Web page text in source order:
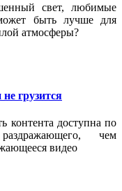
свет, любимые
быть лучше для
атмосферы?
грузится
контента доступна по
чем
видео